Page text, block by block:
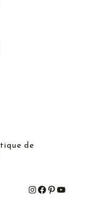
de
# # # #